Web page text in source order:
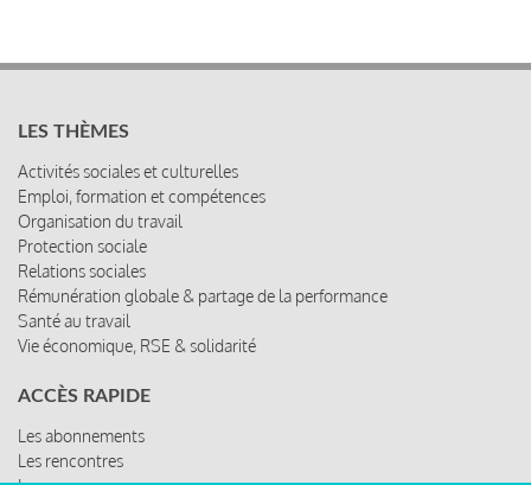
LES THÈMES
Activités sociales et culturelles
Emploi, formation et compétences
Organisation du travail
Protection sociale
Relations sociales
Rémunération globale & partage de la performance
Santé au travail
Vie économique, RSE & solidarité
ACCÈS RAPIDE
Les abonnements
Les rencontres